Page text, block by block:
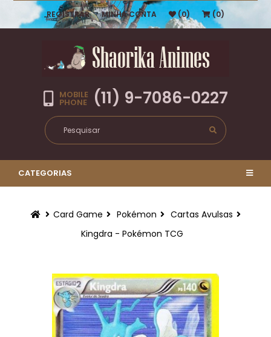
REGISTRAR MINHA CONTA (0) (0)
MOBILE
PHONE (11) 9-7086-0227
CATEGORIAS
Card Game Pokémon
Cartas Avulsas
Kingdra - Pokémon TCG